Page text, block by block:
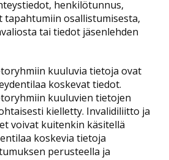
henkilötunnus,
tapahtumiin osallistumisesta,
tai tiedot jäsenlehden
kuuluvia tietoja ovat
koskevat tiedot.
kuuluvien tietojen
kielletty. Invalidiliitto ja
voivat kuitenkin käsitellä
koskevia tietoja
perusteella ja